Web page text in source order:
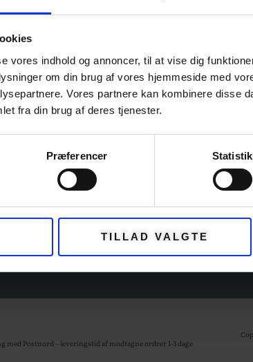
vores indhold og annoncer, til at vise dig
om din brug af vores hjemmeside med
Vores partnere kan kombinere disse
fra din brug af deres tjenester.
Præferencer Statistik
TILLAD VALGTE
med Postnord – leveringstid af modtagne ordrer 1-3 dage